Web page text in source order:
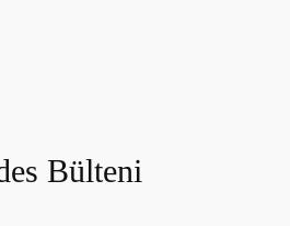
Bülteni